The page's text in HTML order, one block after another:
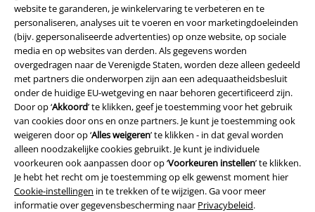
website te garanderen, je winkelervaring te verbeteren en te
personaliseren, analyses uit te voeren en voor marketingdoeleinden
(bijv. gepersonaliseerde advertenties) op onze website, op sociale
media en op websites van derden. Als gegevens worden
overgedragen naar de Verenigde Staten, worden deze alleen gedeeld
met partners die onderworpen zijn aan een adequaatheidsbesluit
onder de huidige EU-wetgeving en naar behoren gecertificeerd zijn.
Door op ‘Akkoord’ te klikken, geef je toestemming voor het gebruik
van cookies door ons en onze partners. Je kunt je toestemming ook
weigeren door op ‘Alles weigeren’ te klikken - in dat geval worden
alleen noodzakelijke cookies gebruikt. Je kunt je individuele
voorkeuren ook aanpassen door op ‘Voorkeuren instellen’ te klikken.
Je hebt het recht om je toestemming op elk gewenst moment hier
Cookie-instellingen in te trekken of te wijzigen. Ga voor meer
informatie over gegevensbescherming naar Privacybeleid.
Legal
Algemene Voorwaarden
Bedrijfsgegevens
Privacyverklaring
Verklaring van conformiteit